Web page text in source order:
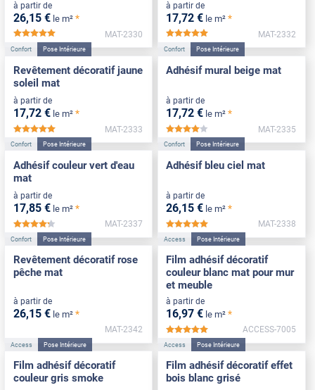
à partir de
26,15 € le m² *
MAT-2330
à partir de
17,72 € le m² *
MAT-2332
Confort Pose Intérieure
Revêtement décoratif jaune
soleil mat
à partir de
17,72 € le m² *
*****
MAT-2333
Confort Pose Intérieure
Adhésif mural beige mat
à partir de
17,72 € le m² *
*****
MAT-2335
Confort Pose Intérieure
Adhésif couleur vert d'eau
mat
à partir de
17,85 € le m² *
*****
MAT-2337
Confort Pose Intérieure
Adhésif bleu ciel mat
à partir de
26,15 € le m² *
MAT-2338
Confort Pose Intérieure
Revêtement décoratif rose
pêche mat
à partir de
26,15 € le m² *
MAT-2342
Access Pose Intérieure
Film adhésif décoratif
couleur blanc mat pour mur
et meuble
à partir de
16,97 € le m² *
ACCESS-7005
Access Pose Intérieure
Film adhésif décoratif
couleur gris smoke
Access Pose Intérieure
Film adhésif décoratif effet
bois blanc grisé